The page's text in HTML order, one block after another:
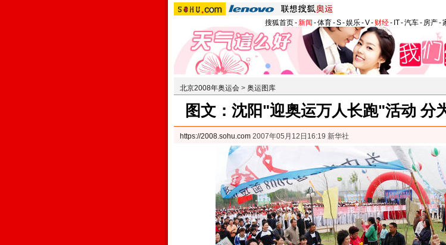
搜狐首页-新闻 -体育-S-娱乐-V- 财经- IT-汽车- 房产-
北京2008年奥运会 > 奥运图库
图文：沈阳"迎奥运万人长跑"活动 分
https://2008.sohu.com 2007年05月12日16:19 新华社